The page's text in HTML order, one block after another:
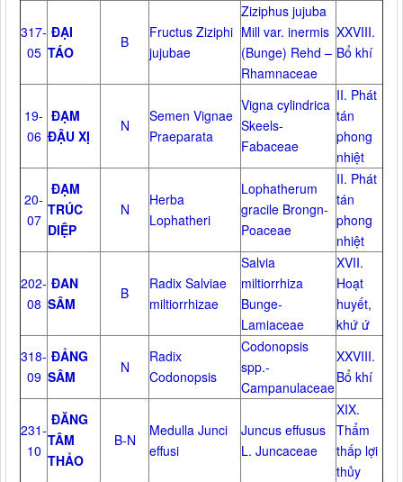
317-
05
ĐẠI
TÁO
B
Fructus Ziziphi
jujubae
Ziziphus jujuba
Mill var. inermis
(Bunge) Rehd –
Rhamnaceae
XXVIII.
Bổ khí
19-
06
ĐẠM
ĐẬU XỊ
N
Semen Vignae
Praeparata
Vigna cylindrica
Skeels-
Fabaceae
II. Phát
tán
phong
nhiệt
20-
07
ĐẠM
TRÚC
DIỆP
N
Herba
Lophatheri
Lophatherum
gracile Brongn-
Poaceae
II. Phát
tán
phong
nhiệt
202-
08
ĐAN
SÂM
B
Radix Salviae
miltiorrhizae
Salvia
miltiorrhiza
Bunge-
Lamiaceae
XVII.
Hoạt
huyết,
khứ ứ
318-
09
ĐẢNG
SÂM
N
Radix
Codonopsis
Codonopsis
spp.-
Campanulaceae
XXVIII.
Bổ khí
231-
10
ĐĂNG
TÂM
THẢO
B-N
Medulla Junci
effusi
Juncus effusus
L. Juncaceae
XIX.
Thẩm
thấp lợi
thủy